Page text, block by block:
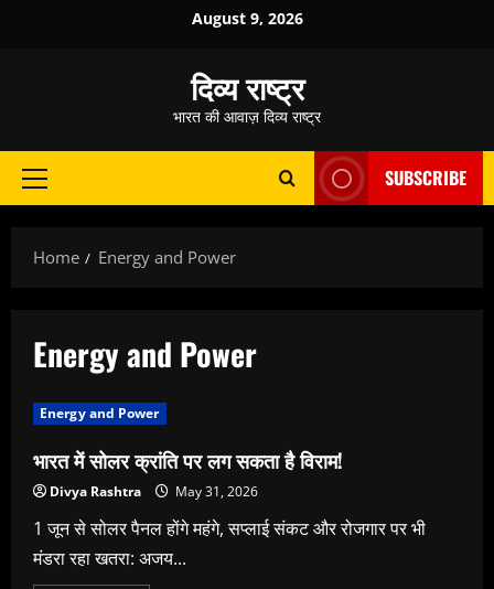
August 9, 2026
दिव्य राष्ट्र
भारत की आवाज़ दिव्य राष्ट्र
Primary
SUBSCRIBE
Home Energy and Power
Energy and Power
Energy and Power
भारत में सोलर क्रांति पर लग सकता है विराम!
Divya Rashtra May 31, 2026
1 जून से सोलर पैनल होंगे महंगे, सप्लाई संकट और रोजगार पर भी
मंडरा रहा खतरा: अजय...